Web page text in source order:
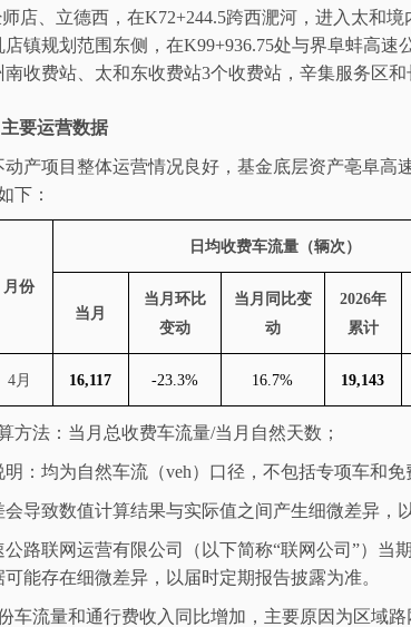
店、立德西，在K72+244.5跨西淝河，进入太和
镇规划范围东侧，在K99+936.75处与界阜蚌高速
收费站、太和东收费站3个收费站 ， 辛集服务区和
主要运营数据
动产项目整体运营情况良好， 基金底层资产亳阜高
下：
月份
日均收费车流量（辆次）
当月
当月环比
变动
当月同比变
动
2026年
累计
4月 16,117 -23.3% 16.7% 19,143
方法：当月总收费车流量/当月自然天数；
：均为自然车流（veh）口径，不包括专项车和免
导致数值计算结果与实际值之间产生细微差异，
公路联网运营有限公司（以下简称“联网公司 ”）当
能存在细微差异，以届时定期报告披露为准。
车流量和通行费收入同比增加，主要原因为区域